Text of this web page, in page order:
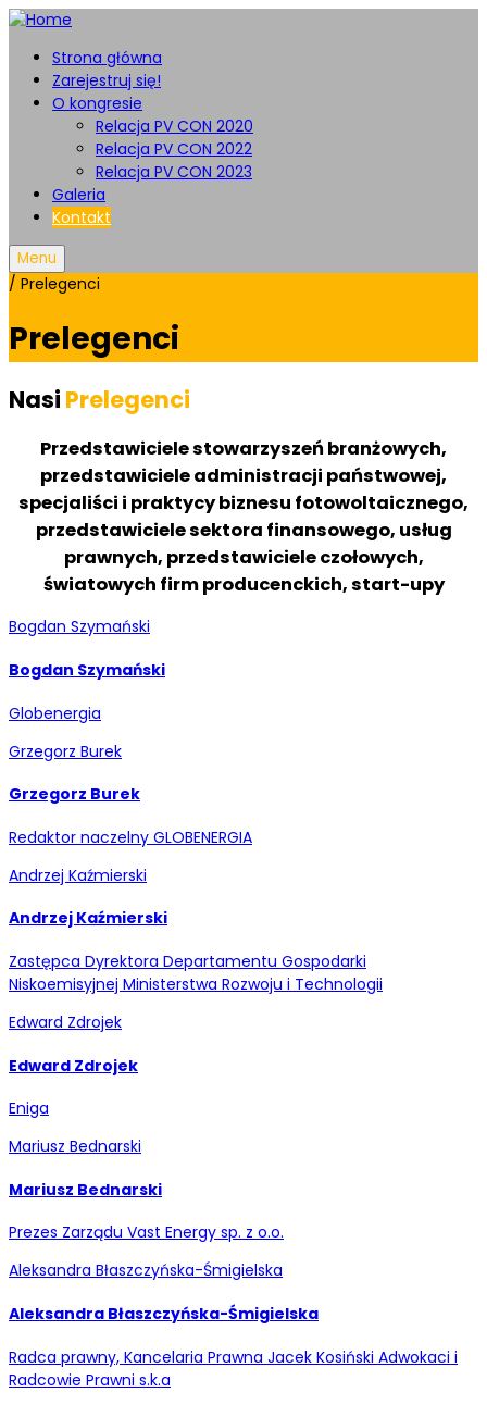
Strona główna
Zarejestruj się!
O kongresie
Relacja PV CON 2020
Relacja PV CON 2022
Relacja PV CON 2023
Galeria
Kontakt
Menu
/ Prelegenci
Prelegenci
Nasi Prelegenci
Przedstawiciele stowarzyszeń branżowych,
przedstawiciele administracji państwowej,
specjaliści i praktycy biznesu fotowoltaicznego,
przedstawiciele sektora finansowego, usług
prawnych, przedstawiciele czołowych,
światowych firm producenckich, start-upy
Bogdan Szymański
Bogdan Szymański
Globenergia
Grzegorz Burek
Grzegorz Burek
Redaktor naczelny GLOBENERGIA
Andrzej Kaźmierski
Andrzej Kaźmierski
Zastępca Dyrektora Departamentu Gospodarki
Niskoemisyjnej Ministerstwa Rozwoju i Technologii
Edward Zdrojek
Edward Zdrojek
Eniga
Mariusz Bednarski
Mariusz Bednarski
Prezes Zarządu Vast Energy sp. z o.o.
Aleksandra Błaszczyńska-Śmigielska
Aleksandra Błaszczyńska-Śmigielska
Radca prawny, Kancelaria Prawna Jacek Kosiński Adwokaci i
Radcowie Prawni s.k.a